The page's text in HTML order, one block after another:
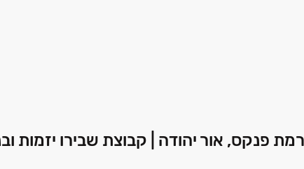
פנקס, אור יהודה | קבוצת שבירו יזמות